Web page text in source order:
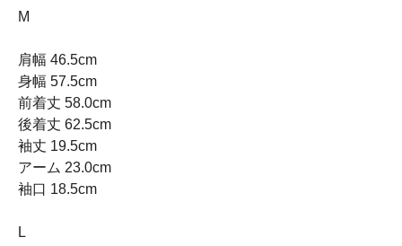
M
肩幅 46.5cm
身幅 57.5cm
前着丈 58.0cm
後着丈 62.5cm
袖丈 19.5cm
アーム 23.0cm
袖口 18.5cm
L